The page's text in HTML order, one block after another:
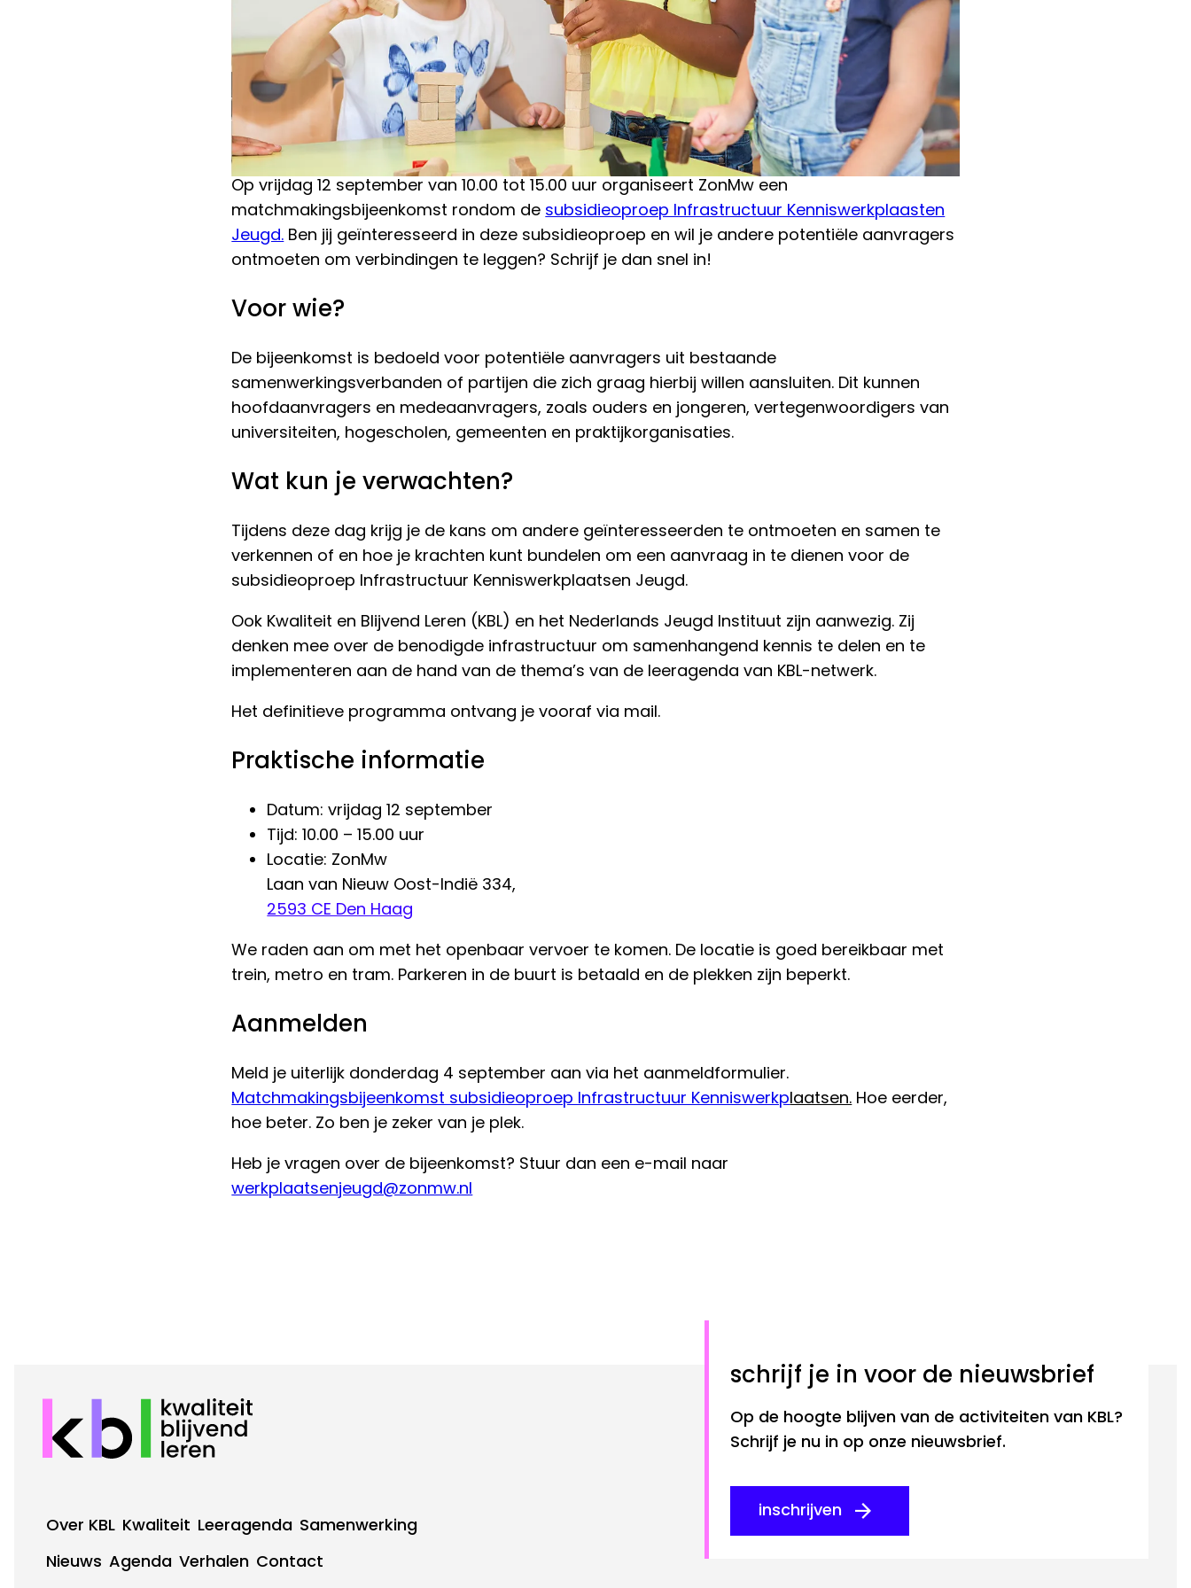
Op vrijdag 12 september van 10.00 tot 15.00 uur organiseert ZonMw een
matchmakingsbijeenkomst rondom de subsidieoproep Infrastructuur Kenniswerkplaasten
Jeugd. Ben jij geïnteresseerd in deze subsidieoproep en wil je andere potentiële aanvragers
ontmoeten om verbindingen te leggen? Schrijf je dan snel in!
Voor wie?
De bijeenkomst is bedoeld voor potentiële aanvragers uit bestaande
samenwerkingsverbanden of partijen die zich graag hierbij willen aansluiten. Dit kunnen
hoofdaanvragers en medeaanvragers, zoals ouders en jongeren, vertegenwoordigers van
universiteiten, hogescholen, gemeenten en praktijkorganisaties.
Wat kun je verwachten?
Tijdens deze dag krijg je de kans om andere geïnteresseerden te ontmoeten en samen te
verkennen of en hoe je krachten kunt bundelen om een aanvraag in te dienen voor de
subsidieoproep Infrastructuur Kenniswerkplaatsen Jeugd.
Ook Kwaliteit en Blijvend Leren (KBL) en het Nederlands Jeugd Instituut zijn aanwezig. Zij
denken mee over de benodigde infrastructuur om samenhangend kennis te delen en te
implementeren aan de hand van de thema’s van de leeragenda van KBL-netwerk.
Het definitieve programma ontvang je vooraf via mail.
Praktische informatie
Datum: vrijdag 12 september
Tijd: 10.00 – 15.00 uur
Locatie: ZonMw
Laan van Nieuw Oost-Indië 334,
2593 CE Den Haag
We raden aan om met het openbaar vervoer te komen. De locatie is goed bereikbaar met
trein, metro en tram. Parkeren in de buurt is betaald en de plekken zijn beperkt.
Aanmelden
Meld je uiterlijk donderdag 4 september aan via het aanmeldformulier.
Matchmakingsbijeenkomst subsidieoproep Infrastructuur Kenniswerkplaatsen. Hoe eerder,
hoe beter. Zo ben je zeker van je plek.
Heb je vragen over de bijeenkomst? Stuur dan een e-mail naar
werkplaatsenjeugd@zonmw.nl
Schrijf je in voor de nieuwsbrief
Op de hoogte blijven van de activiteiten van KBL?
Schrijf je nu in op onze nieuwsbrief.
inschrijven
Footer
Over KBL Kwaliteit Leeragenda Samenwerking
Nieuws Agenda Verhalen Contact